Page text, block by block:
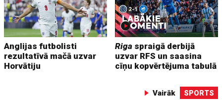
Anglijas futbolisti
rezultatīvā mačā uzvar
Horvātiju
Riga spraigā derbijā
uzvar RFS un saasina
cīņu kopvērtējuma tabulā
Vairāk SPORTS